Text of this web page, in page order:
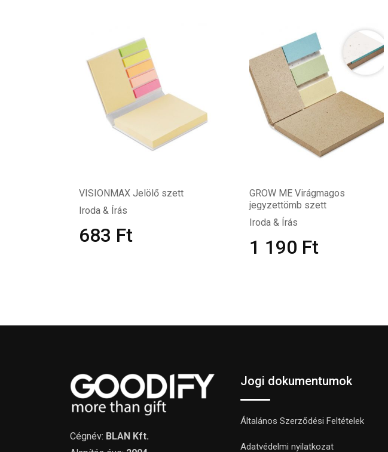
VISIONMAX Jelölő szett
Iroda & Írás
683 Ft
GROW ME Virágmagos
jegyzettömb szett
Iroda & Írás
1 190 Ft
Cégnév: BLAN Kft.
Jogi dokumentumok
Általános Szerződési Feltételek
Adatvédelmi nyilatkozat